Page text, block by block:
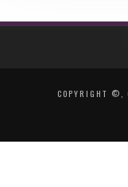
COPYRIGHT ©,